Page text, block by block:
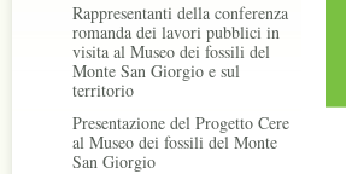
Rappresentanti della conferenza
romanda dei lavori pubblici in
visita al Museo dei fossili del
Monte San Giorgio e sul
territorio
Presentazione del Progetto Cere
al Museo dei fossili del Monte
San Giorgio